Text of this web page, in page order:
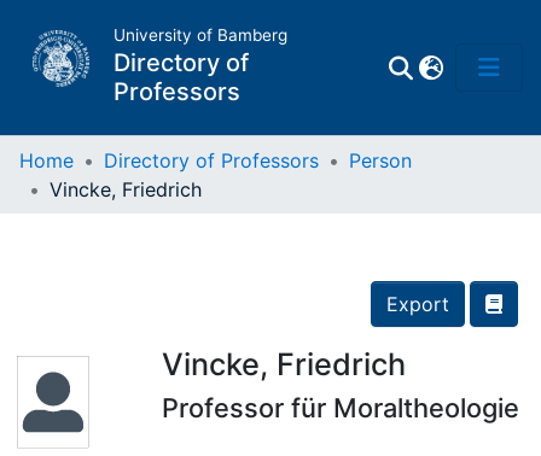
University of Bamberg
Directory of
Professors
Places
Home Directory of Professors
Person
Vincke, Friedrich
Export
Vincke, Friedrich
Professor für Moraltheologie